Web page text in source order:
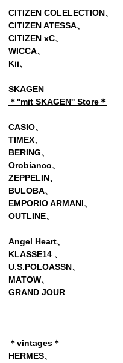
CITIZEN COLELECTION、
CITIZEN ATESSA、
CITIZEN xC、
WICCA、
Kii、
SKAGEN
＊''mit SKAGEN'' Store＊
CASIO、
TIMEX、
BERING、
Orobianco、
ZEPPELIN、
BULOBA、
EMPORIO ARMANI、
OUTLINE、
Angel Heart、
KLASSE14 、
U.S.POLOASSN、
MATOW、
GRAND JOUR
＊vintages＊
HERMES、